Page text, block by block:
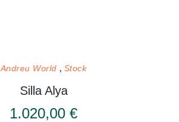
Andreu World Stock
Silla Alya
1.020,00 €